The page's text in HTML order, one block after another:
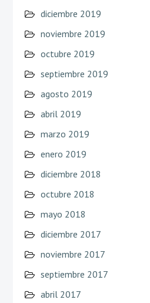
diciembre 2019
noviembre 2019
octubre 2019
septiembre 2019
agosto 2019
abril 2019
marzo 2019
enero 2019
diciembre 2018
octubre 2018
mayo 2018
diciembre 2017
noviembre 2017
septiembre 2017
abril 2017